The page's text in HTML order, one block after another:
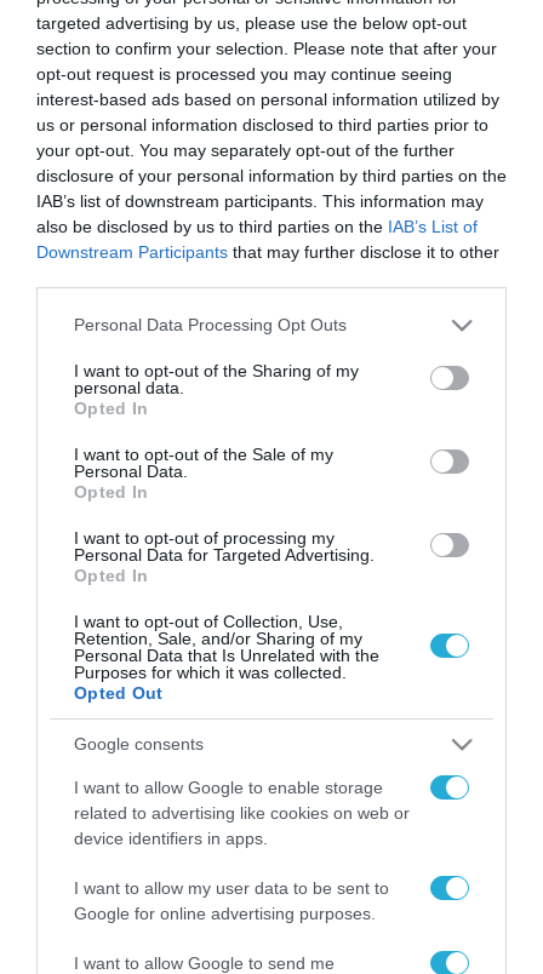
targeted advertising by us, please use the below opt-out
section to confirm your selection. Please note that after your
opt-out request is processed you may continue seeing
interest-based ads based on personal information utilized by
us or personal information disclosed to third parties prior to
your opt-out. You may separately opt-out of the further
disclosure of your personal information by third parties on the
IAB’s list of downstream participants. This information may
also be disclosed by us to third parties on the IAB’s List of
Downstream Participants that may further disclose it to other
Please note that this website/app uses one or more Google
not limited to your visit or usage behaviour. You may click to
grant or deny consent to Google and its third-party tags to
use your data for below specified purposes in below Google
consent section.
Personal Data Processing Opt Outs
I want to opt-out of the Sharing of my
personal data.
Opted In
I want to opt-out of the Sale of my
Personal Data.
Opted In
I want to opt-out of processing my
Personal Data for Targeted Advertising.
Opted In
I want to opt-out of Collection, Use,
Retention, Sale, and/or Sharing of my
Personal Data that Is Unrelated with the
Purposes for which it was collected.
Opted Out
Google consents
I want to allow Google to enable storage
related to advertising like cookies on web or
device identifiers in apps.
I want to allow my user data to be sent to
Google for online advertising purposes.
I want to allow Google to send me
ΤΗΛΕΠΙΚΟΙΝΩΝΙΕΣ
Μόνο η Wind συμμετείχε στην 1η
φάση της δημοπρασίας για τον
Καθολικό Πάροχο
16.11.2022